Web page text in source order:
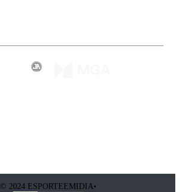
© 2024 ESPORTEEMIDIA•